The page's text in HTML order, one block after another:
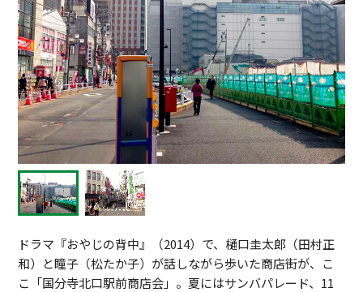
ドラマ『おやじの背中』（2014）で、樋口圭太郎（田村正
和）と瞳子（松たか子）が話しながら歩いた商店街が、こ
こ「国分寺北口駅前商店会」。夏にはサンバパレード、11